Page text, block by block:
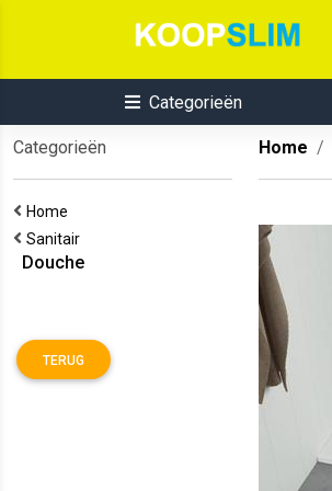
Categorieën
Categorieën
Home
Sanitair
Douche
TERUG
Home